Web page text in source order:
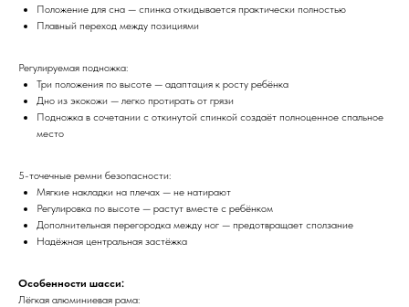
Положение для сна — спинка откидывается практически полностью
Плавный переход между позициями
Регулируемая подножка:
Три положения по высоте — адаптация к росту ребёнка
Дно из экокожи — легко протирать от грязи
Подножка в сочетании с откинутой спинкой создаёт полноценное спальное
место
5-точечные ремни безопасности:
Мягкие накладки на плечах — не натирают
Регулировка по высоте — растут вместе с ребёнком
Дополнительная перегородка между ног — предотвращает сползание
Надёжная центральная застёжка
Особенности шасси:
Лёгкая алюминиевая рама: